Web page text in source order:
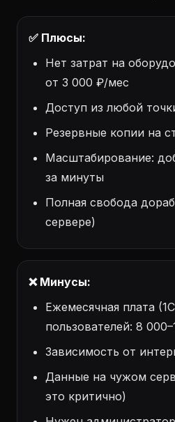
✅ Плюсы:
Нет затрат на
от 3 000 ₽/мес
Доступ из любой
Резервные копии на
Масштабирование:
за минуты
Полная свобода
сервере)
❌ Минусы:
Ежемесячная плата
пользователей: 8
Зависимость от
Данные на чужом
это критично)